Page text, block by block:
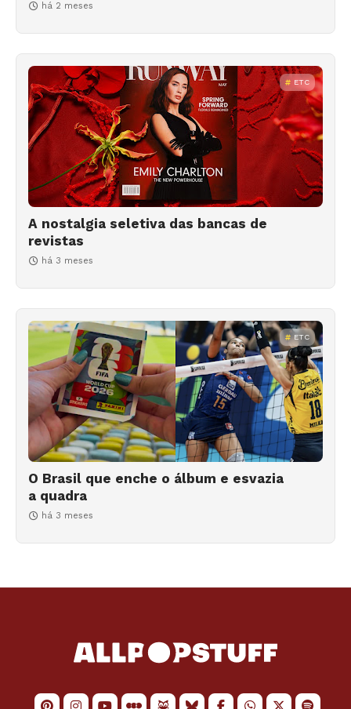
há 2 meses
ETC
A nostalgia seletiva das bancas de
revistas
há 3 meses
ETC
O Brasil que enche o álbum e esvazia
a quadra
há 3 meses